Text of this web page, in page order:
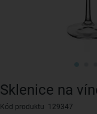
Sklenice na
Kód produktu 129347